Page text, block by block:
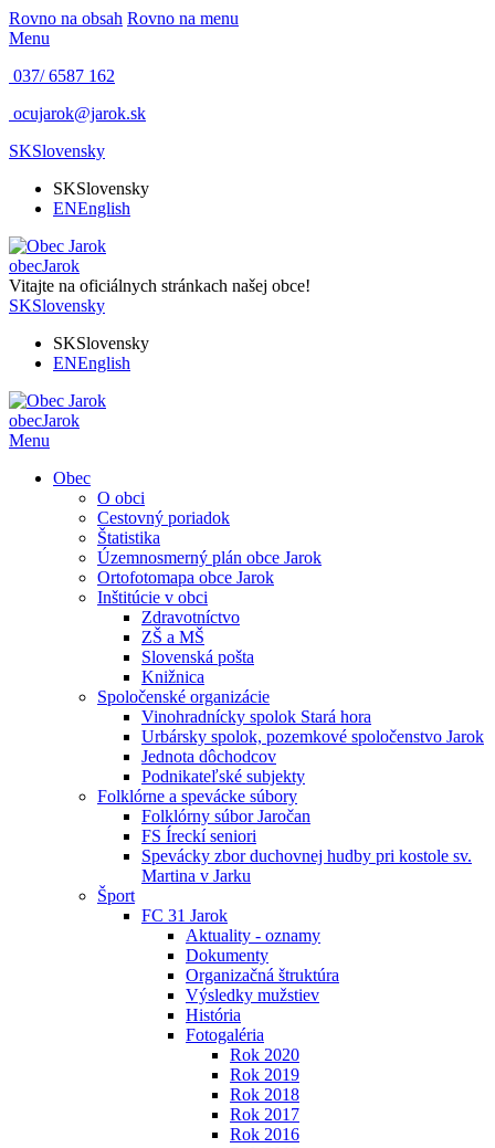
Rovno na obsah Rovno na menu
Menu
037/ 6587 162
ocujarok@jarok.sk
SKSlovensky
SKSlovensky
ENEnglish
obecJarok
Vitajte na oficiálnych stránkach našej obce!
SKSlovensky
SKSlovensky
ENEnglish
obecJarok
Menu
Obec
O obci
Cestovný poriadok
Štatistika
Územnosmerný plán obce Jarok
Ortofotomapa obce Jarok
Inštitúcie v obci
Zdravotníctvo
ZŠ a MŠ
Slovenská pošta
Knižnica
Spoločenské organizácie
Vinohradnícky spolok Stará hora
Urbársky spolok, pozemkové spoločenstvo Jarok
Jednota dôchodcov
Podnikateľské subjekty
Folklórne a spevácke súbory
Folklórny súbor Jaročan
FS Íreckí seniori
Spevácky zbor duchovnej hudby pri kostole sv.
Martina v Jarku
Šport
FC 31 Jarok
Aktuality - oznamy
Dokumenty
Organizačná štruktúra
Výsledky mužstiev
História
Fotogaléria
Rok 2020
Rok 2019
Rok 2018
Rok 2017
Rok 2016